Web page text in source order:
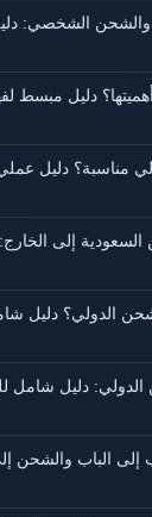
والشحن الشخصي:
دليل مبسط
مناسبة؟ دليل
إلى
الدولي؟ دليل
دليل شامل
الباب والشحن إلى